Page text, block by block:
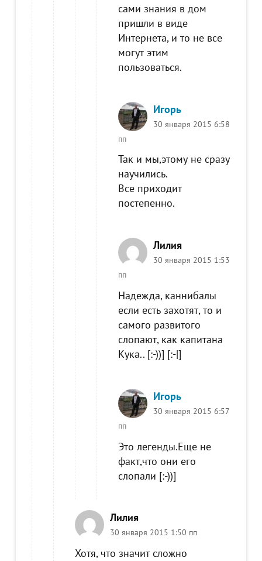
сами знания в дом
пришли в виде
Интернета, и то не все
могут этим
пользоваться.
Игорь
30 января 2015 6:58
пп
Так и мы,этому не сразу
научились.
Все приходит
постепенно.
Лилия
30 января 2015 1:53
пп
Надежда, каннибалы
если есть захотят, то и
самого развитого
слопают, как капитана
Кука.. [:-))] [:-|]
Игорь
30 января 2015 6:57
пп
Это легенды.Еще не
факт,что они его
слопали [:-))]
Лилия
30 января 2015 1:50 пп
Хотя, что значит сложно